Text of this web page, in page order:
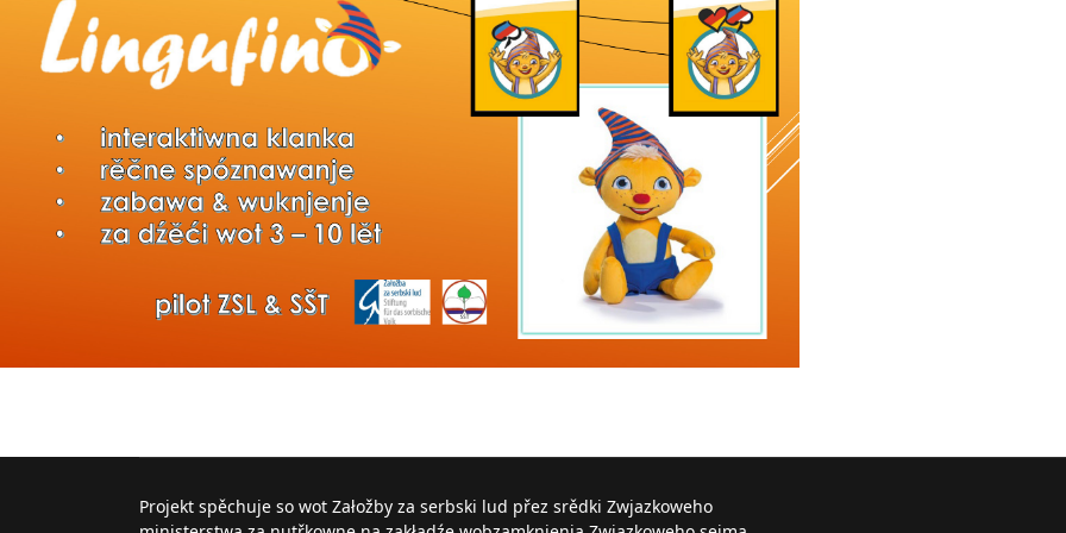
Projekt spěchuje so wot Załožby za serbski lud přez srědki Zwjazkoweho